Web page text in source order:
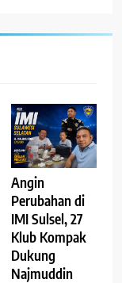
Angin
Perubahan di
IMI Sulsel, 27
Klub Kompak
Dukung
Najmuddin